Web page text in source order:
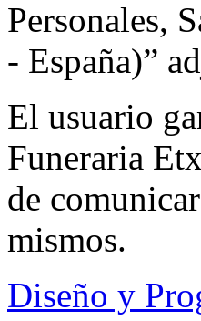
Personales,
- España)”
El usuario
Funeraria
de
mismos.
Diseño y